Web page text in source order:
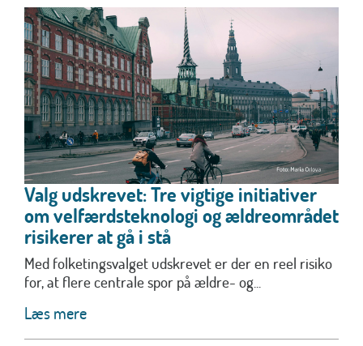
Valg udskrevet: Tre vigtige initiativer
om velfærdsteknologi og ældreområdet
risikerer at gå i stå
Med folketingsvalget udskrevet er der en reel risiko
for, at flere centrale spor på ældre- og...
Læs mere